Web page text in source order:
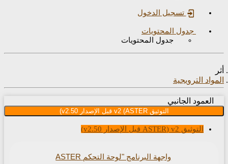
تسجيل الدخول
جدول المحتويات
جدول المحتويات
الترويجية
الجانبي
التوثيق v2 (ASTER قبل الإصدار v2.50)
التوثيق v2 (ASTER قبل الإصدار v2.50)
واجهة البرنامج "لوحة التحكم ASTER